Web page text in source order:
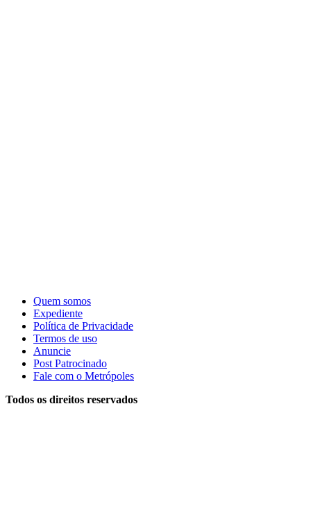
Quem somos
Expediente
Política de Privacidade
Termos de uso
Anuncie
Post Patrocinado
Fale com o Metrópoles
Todos os direitos reservados